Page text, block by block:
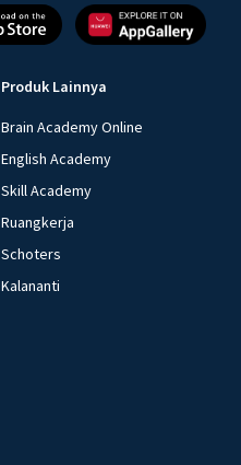
Produk Lainnya
Brain Academy Online
English Academy
Skill Academy
Ruangkerja
Schoters
Kalananti